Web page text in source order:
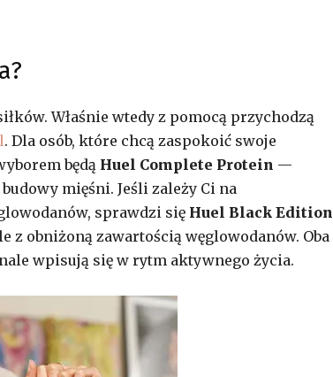
Właśnie wtedy z pomocą przychodzą
. Dla osób, które chcą zaspokoić swoje
będą Huel Complete Protein —
mięśni. Jeśli zależy Ci na
sprawdzi się Huel Black Edition
z obniżoną zawartością węglowodanów. Oba
wpisują się w rytm aktywnego życia.